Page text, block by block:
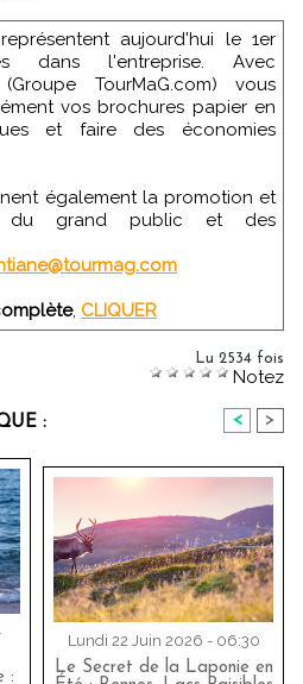
dans l'entreprise. Avec
(Groupe TourMaG.com) vous
vos brochures papier en
et faire des économies
également la promotion et
du grand public et des
, CLIQUER
Lu 2534 fois
Notez
: < >
:
Lundi 22 Juin 2026 - 06:30
Le Secret de la Laponie en